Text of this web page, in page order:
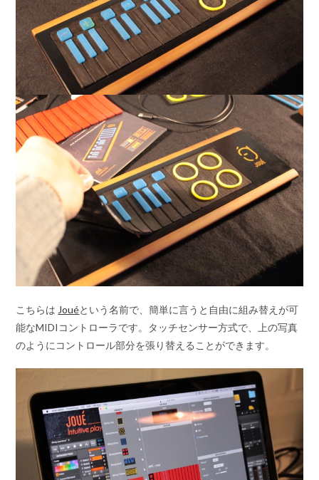
こちらは Jouéという名前で、簡単に言うと自由に組み替えが可
能なMIDIコントローラです。タッチセンサー方式で、上の写真
のようにコントロール部分を張り替えることができます。